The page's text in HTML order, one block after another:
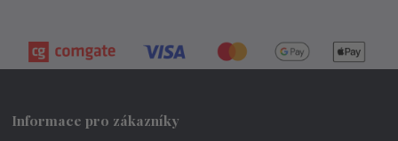
Informace pro zákazníky